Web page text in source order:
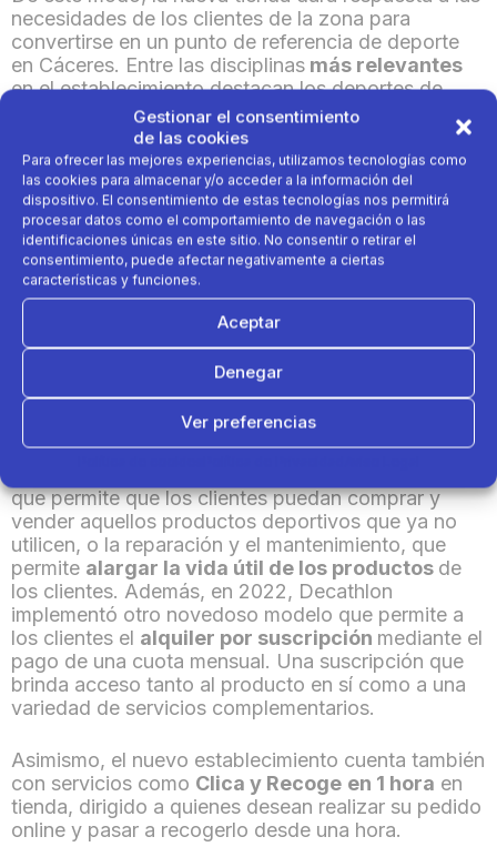
Gestionar el consentimiento
de las cookies
Para ofrecer las mejores experiencias, utilizamos tecnologías como
las cookies para almacenar y/o acceder a la información del
dispositivo. El consentimiento de estas tecnologías nos permitirá
procesar datos como el comportamiento de navegación o las
identificaciones únicas en este sitio. No consentir o retirar el
consentimiento, puede afectar negativamente a ciertas
características y funciones.
Aceptar
Denegar
Ver preferencias
necesidades de los clientes de la zona para
convertirse en un punto de referencia de deporte
en Cáceres. Entre las disciplinas más relevantes
en el establecimiento destacan los deportes de
runningyfitness, los más practicados en
horario del establecimiento
lunes a sábado de 10:00h a 22:00h, y el primer
domingo de cada mes y todos los del mes de
diciembre en el mismo horario.
Decathlon Cáceres y sus servicios: ‘Segunda
Vida’ y ‘Clica y Recoge’
La compañía lleva años apostando por la
economía circulardentro de su modelo de
negocio, con el objetivo de promover la
accesibilidad, disminuir su impacto ambiental y
brindar iniciativas adicionales a sus clientes.
que permite que los clientes puedan comprar y
vender aquellos productos deportivos que ya no
utilicen, o la reparación y el mantenimiento, que
permite alargar la vida útil de los productos de
los clientes. Además, en 2022, Decathlon
implementó otro novedoso modelo que permite a
los clientes el alquiler por suscripción mediante el
pago de una cuota mensual. Una suscripción que
brinda acceso tanto al producto en sí como a una
variedad de servicios complementarios.
Asimismo, el nuevo establecimiento cuenta también
con servicios como Clica y Recoge en 1 hora en
tienda, dirigido a quienes desean realizar su pedido
online y pasar a recogerlo desde una hora.